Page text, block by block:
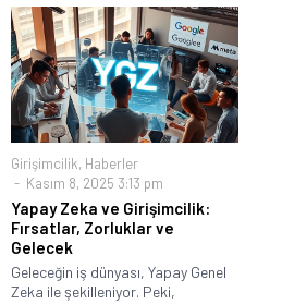
Girişimcilik, Haberler
Kasım 8, 2025 3:13 pm
Yapay Zeka ve Girişimcilik:
Fırsatlar, Zorluklar ve
Gelecek
Geleceğin iş dünyası, Yapay Genel
Zeka ile şekilleniyor. Peki,